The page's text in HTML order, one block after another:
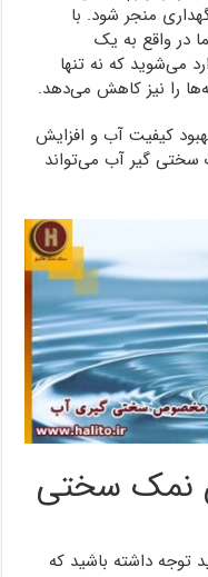
منجر شود. با
در واقع به یک
می‌شوید که نه تنها
را نیز کاهش می‌دهد.
بهبود کیفیت آب و افزایش
سختی گیر آب می‌تواند
نمک سختی
توجه داشته باشید که